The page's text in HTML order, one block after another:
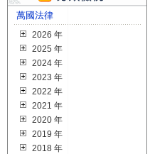
萬國法律
2026 年
2025 年
2024 年
2023 年
2022 年
2021 年
2020 年
2019 年
2018 年